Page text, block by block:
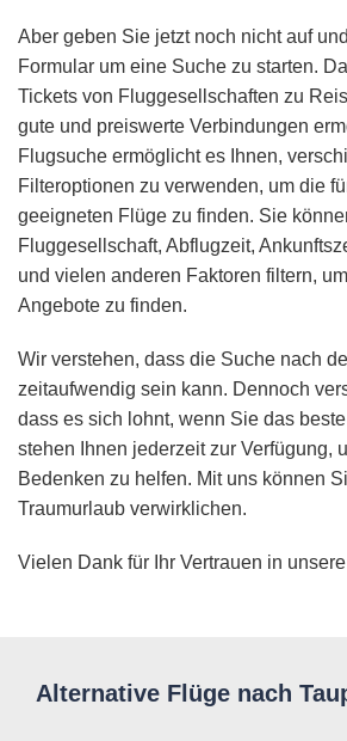
Aber geben Sie jetzt noch nicht auf
Formular um eine Suche zu starten.
Tickets von Fluggesellschaften zu
gute und preiswerte Verbindungen
Flugsuche ermöglicht es Ihnen,
Filteroptionen zu verwenden, um die
geeigneten Flüge zu finden. Sie
Fluggesellschaft, Abflugzeit,
und vielen anderen Faktoren filtern,
Angebote zu finden.
Wir verstehen, dass die Suche nach
zeitaufwendig sein kann. Dennoch
dass es sich lohnt, wenn Sie das
stehen Ihnen jederzeit zur Verfügung,
Bedenken zu helfen. Mit uns können
Traumurlaub verwirklichen.
Vielen Dank für Ihr Vertrauen in
Alternative Flüge nach